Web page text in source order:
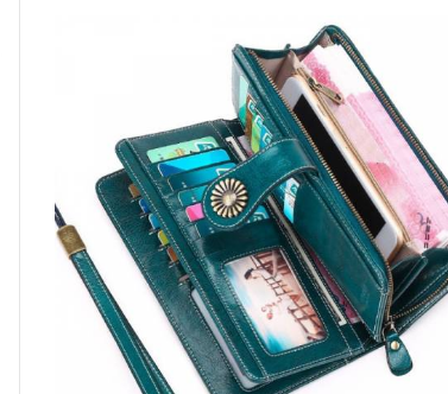
┕ 男仕 - 平板/電腦/手提包
┕ 男仕 - 皮帶
┕ 女仕 - 手拿包
┕ 女仕 - 皮帶
┕ 羊皮
┕ 雙材質: